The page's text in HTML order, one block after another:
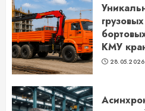
КМУ
28.05.2026